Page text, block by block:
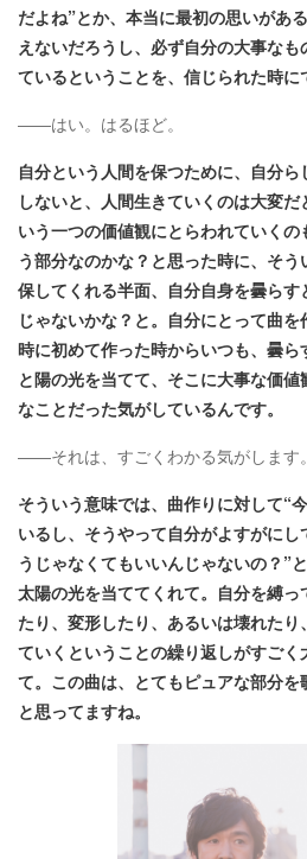
だよね”とか、本当に最初の思いがあ
えないだろうし、必ず自分の大事な
ているということを、信じられた時に
――はい。はるほど。
自分という人間を保つために、自分
しないと、人間生きていくのは大変
いう一つの価値観にとらわれていくの
う部分なのかな？と思った時に、そ
保してくれる半面、自分自身を曇ら
じゃないかな？と。自分にとって曲
時に初めて作った時からいつも、曇ら
と陽の光を当てて、そこに大事な価
なことだった気がしているんです。
――それは、すごくわかる気がします。
そういう意味では、曲作りに対して“
いるし、そうやって自分がよすがに
うじゃなくてもいいんじゃないの？”
太陽の光を当ててくれて。自分を縛
たり、変形したり、あるいは壊れた
ていくということの繰り返しがすご
て。この曲は、とてもピュアな部分
と思ってますね。